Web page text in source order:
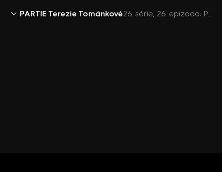
PARTIE Terezie Tománkové 26. série, 26. epizoda: PARTIE Terezie Tománkové, 28.6. v 11:00 - Alena Schillerová, Petr Macinka, Tomio Okamura, Martin Kupka, Vít Rakušan, Zdeněk Hřib